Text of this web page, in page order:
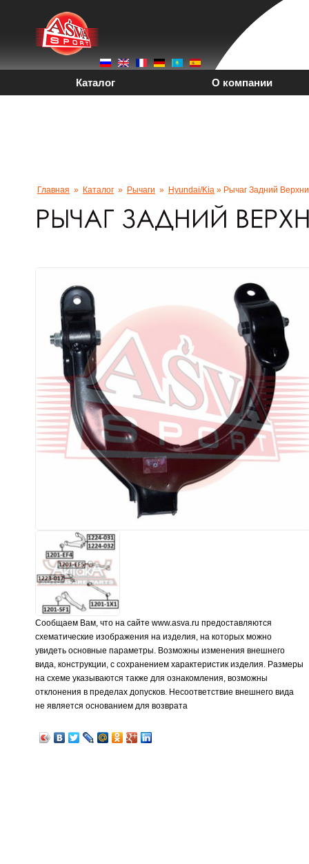
Каталог О компании
Главная » Каталог » Рычаги » Hyundai/kia » Рычаг Задний
Сообщаем Вам, что на сайте www.asva.ru предоставляются
схематические изображения на изделия, на которых можно
увидеть основные параметры. Возможны изменения внешнего
вида, конструкции, с сохранением характеристик изделия. Размеры
на схеме указываются также для ознакомления, возможны
отклонения в пределах допусков. Несоответствие внешнего вида
не является основанием для возврата